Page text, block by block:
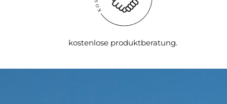
kostenlose produktberatung.